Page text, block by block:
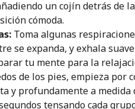
un cojín detrás de
cómoda.
Toma algunas
se expanda, y exhala
tu mente para la
de los pies, empieza por
y profundamente a medida
tensando cada